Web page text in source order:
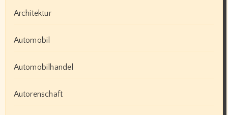
Architektur
Automobil
Automobilhandel
Autorenschaft